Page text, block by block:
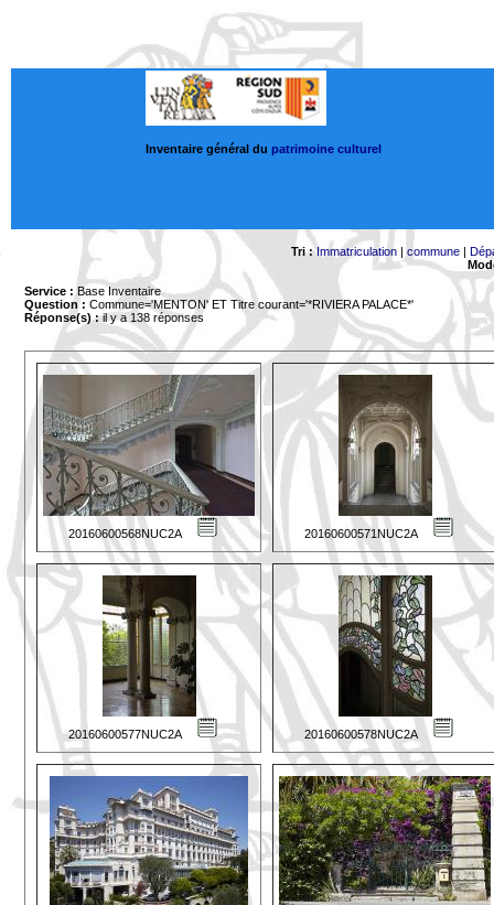
Inventaire général du patrimoine culturel
Tri : Immatriculation |commune |
Service : Base Inventaire
Question : Commune='MENTON' ET Titre courant='*RIVIERA PALACE*'
Réponse(s) :il y a 138 réponses
20160600568NUC2A 20160600571NUC2A
20160600577NUC2A 20160600578NUC2A